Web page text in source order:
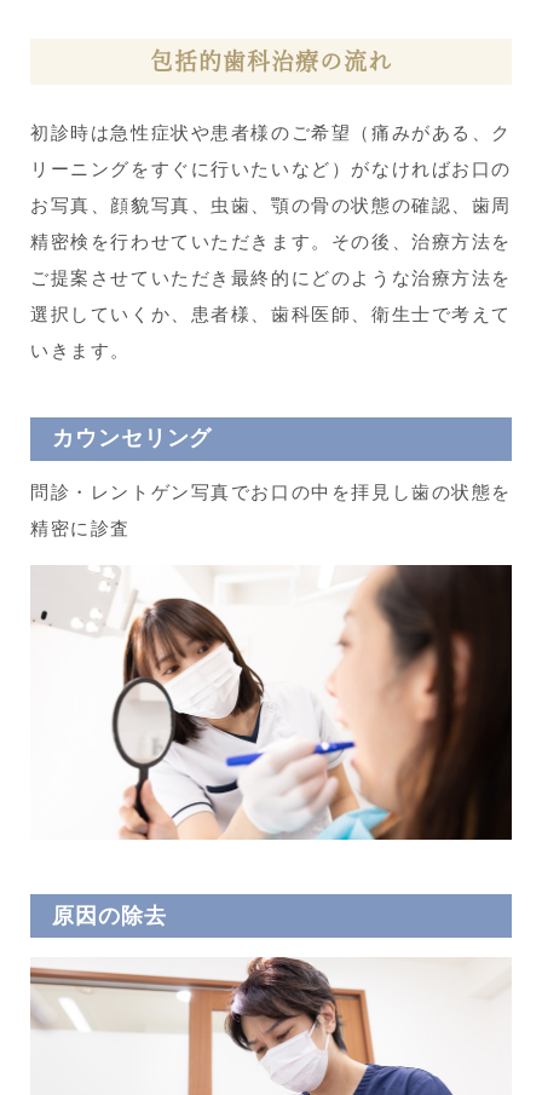
包括的歯科治療の流れ
初診時は急性症状や患者様のご希望（痛みがある、ク
リーニングをすぐに行いたいなど）がなければお口の
お写真、顔貌写真、虫歯、顎の骨の状態の確認、歯周
精密検を行わせていただきます。その後、治療方法を
ご提案させていただき最終的にどのような治療方法を
選択していくか、患者様、歯科医師、衛生士で考えて
いきます。
カウンセリング
問診・レントゲン写真でお口の中を拝見し歯の状態を
精密に診査
原因の除去